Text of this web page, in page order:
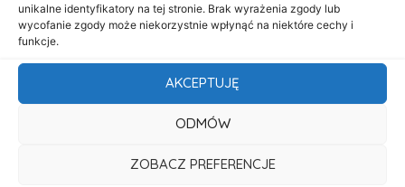
unikalne identyfikatory na tej stronie. Brak wyrażenia zgody lub
wycofanie zgody może niekorzystnie wpłynąć na niektóre cechy i
funkcje.
AKCEPTUJĘ
ODMÓW
ZOBACZ PREFERENCJE